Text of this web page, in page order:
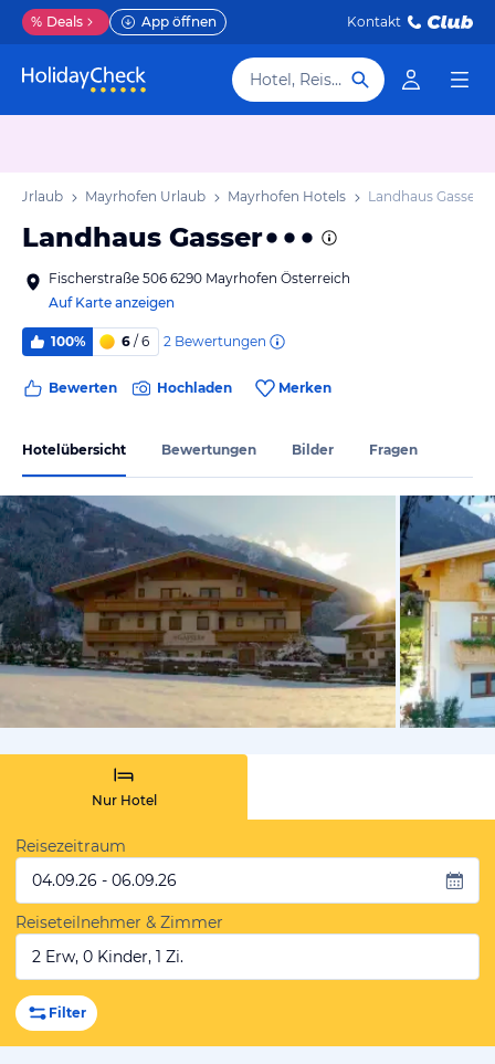
% Deals App öffnen Kontakt
Hotel, Reiseziel
Urlaub Mayrhofen Urlaub Mayrhofen Hotels Landhaus Gasser
Landhaus Gasser
Fischerstraße 506 6290 Mayrhofen Österreich
Auf Karte anzeigen
100% 6 / 6 2 Bewertungen
Bewerten Hochladen Merken
Hotelübersicht Bewertungen Bilder Fragen
vom
Nur Hotel
Reisezeitraum
04.09.26 - 06.09.26
Reiseteilnehmer & Zimmer
2 Erw, 0 Kinder, 1 Zi.
Filter